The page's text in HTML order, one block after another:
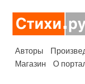
Авторы
Магазин
О